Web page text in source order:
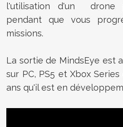
l'utilisation d'un drone
pendant que vous
missions.
La sortie de MindsEye est
sur PC, PS5 et Xbox
ans qu'il est en